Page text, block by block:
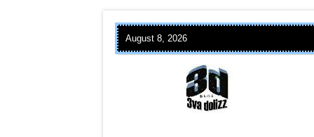
August 8, 2026